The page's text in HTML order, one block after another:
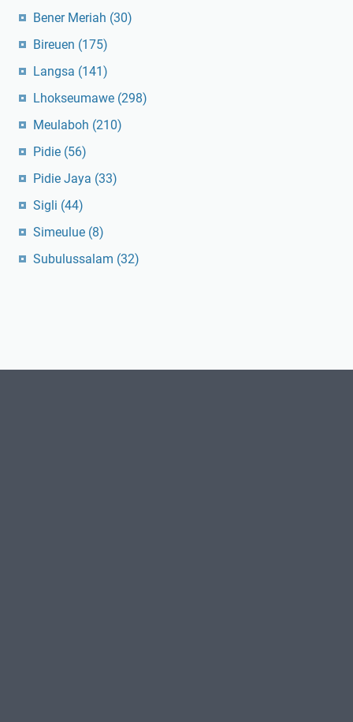
Bener Meriah (30)
Bireuen (175)
Langsa (141)
Lhokseumawe (298)
Meulaboh (210)
Pidie (56)
Pidie Jaya (33)
Sigli (44)
Simeulue (8)
Subulussalam (32)